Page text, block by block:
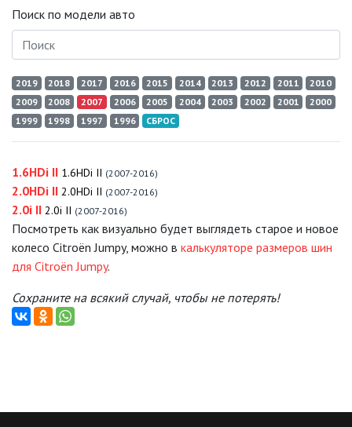
Поиск по модели авто
2019 2018 2017 2016 2015 2014 2013 2012 2011
2010
2009
2008 2007 2006 2005 2004 2003 2002 2001
2000
1999
1998 1997 1996 СБРОС
1.6HDi II 1.6HDi II (2007-2016)
2.0HDi II 2.0HDi II (2007-2016)
2.0i II 2.0i II (2007-2016)
Посмотреть как визуально будет выглядеть старое и новое
колесо Citroën Jumpy, можно в калькуляторе размеров шин
для Citroën Jumpy.
Сохраните на всякий случай, чтобы не потерять!